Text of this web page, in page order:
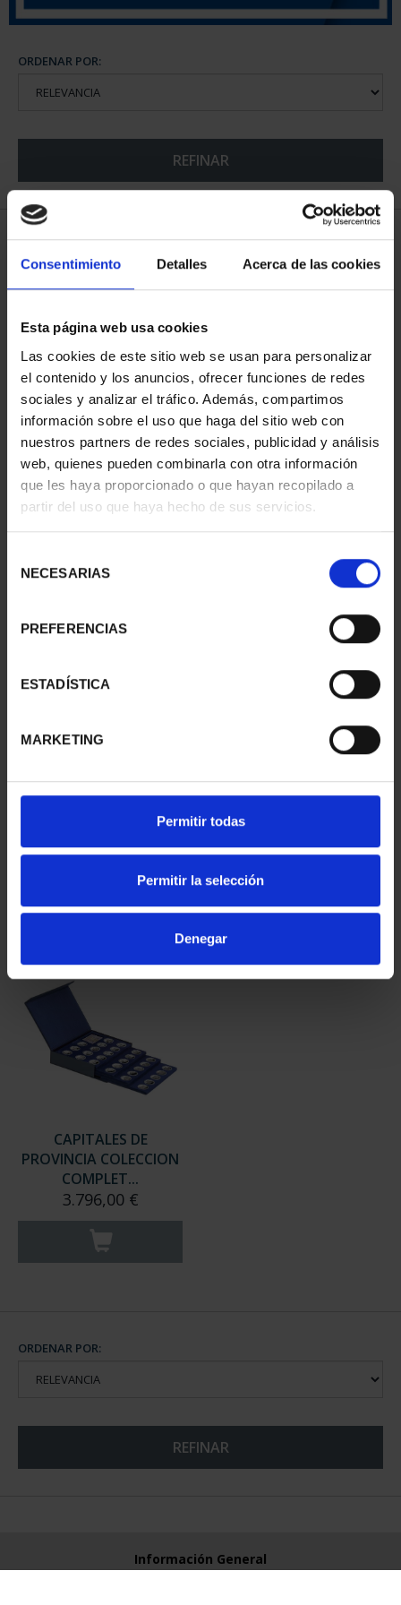
Consentimiento Detalles Acerca de las cookies
Esta página web usa cookies
Las cookies de este sitio web se usan para personalizar
el contenido y los anuncios, ofrecer funciones de redes
sociales y analizar el tráfico. Además, compartimos
información sobre el uso que haga del sitio web con
nuestros partners de redes sociales, publicidad y análisis
web, quienes pueden combinarla con otra información
que les haya proporcionado o que hayan recopilado a
partir del uso que haya hecho de sus servicios.
NECESARIAS
PREFERENCIAS
ESTADÍSTICA
MARKETING
Permitir todas
Permitir la selección
Denegar
ORDENAR POR:
REFINAR
5 Productos encontrados
SUSCRIPCIÓN
CAPITALES DE
PROVINCIA 1
949,00 €
Sólo para usuarios
registrados
SUSCRIPCIÓN
CAPITALES DE
PROVINCIA 2
949,00 €
Sólo para usuarios
registrados
PROVINCIA 3
registrados
PROVINCIA 4
registrados
CAPITALES DE
PROVINCIA COLECCION
COMPLET...
3.796,00 €
ORDENAR POR:
REFINAR
Información General